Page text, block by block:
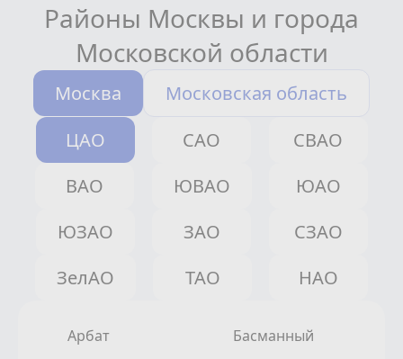
Районы Москвы и города
Московской области
Москва
Московская область
ЦАО
САО
СВАО
ВАО
ЮВАО
ЮАО
ЮЗАО
ЗАО
СЗАО
ЗелАО
ТАО НАО
Арбат Басманный